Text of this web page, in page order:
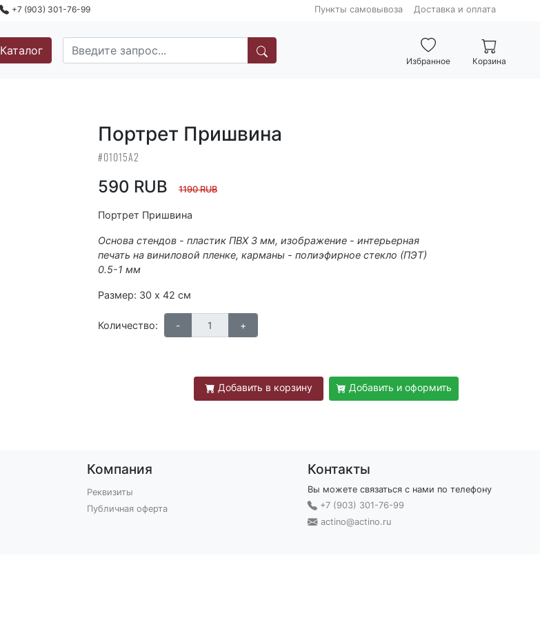
+7 (903) 301-76-99 Пункты самовывоза Доставка и оплата
Каталог
Избранное Корзина
Портрет Пришвина
#01015А2
590 RUB 1190 RUB
Портрет Пришвина
Основа стендов - пластик ПВХ 3 мм, изображение - интерьерная
печать на виниловой пленке, карманы - полиэфирное стекло (ПЭТ)
0.5-1 мм
Размер: 30 х 42 см
Количество:
Добавить в корзину Добавить и оформить
Компания
Реквизиты
Публичная оферта
Контакты
Вы можете связаться с нами по телефону
+7 (903) 301-76-99
actino@actino.ru